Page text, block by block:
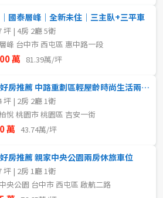
國泰層峰｜全新未住｜三主臥+三平車
坪 | 4房 2廳 5衛
峰 台中市 西屯區 惠中路一段
萬 81.39萬/坪
桃園好房推薦 中路重劃區輕屋齡時尚生活兩房平車
坪 | 2房 2廳 1衛
悅 桃園市 桃園區 吉安一街
萬 43.74萬/坪
房推薦 親家中央公園兩房休旅車位
坪 | 2房 1廳 1衛
央公園 台中市 西屯區 啟航二路